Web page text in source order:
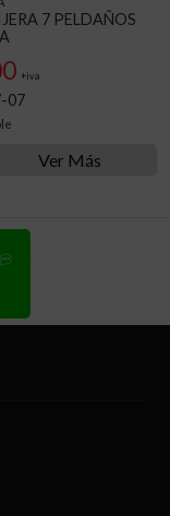
7 PELDAÑOS
+iva
07
Ver Más